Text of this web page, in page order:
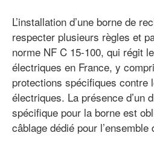
L’installation d’une borne de
respecter plusieurs règles et
norme NF C 15-100, qui régit
électriques en France, y
protections spécifiques contre
électriques. La présence d’un
spécifique pour la borne est
câblage dédié pour